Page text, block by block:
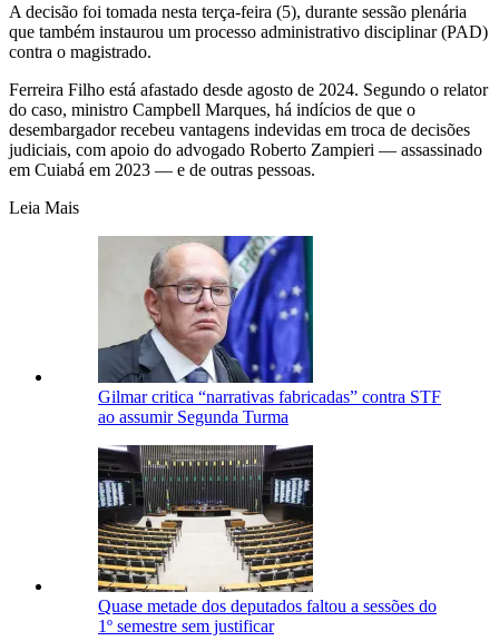
A decisão foi tomada nesta terça-feira (5), durante sessão plenária
que também instaurou um processo administrativo disciplinar (PAD)
contra o magistrado.
Ferreira Filho está afastado desde agosto de 2024. Segundo o relator
do caso, ministro Campbell Marques, há indícios de que o
desembargador recebeu vantagens indevidas em troca de decisões
judiciais, com apoio do advogado Roberto Zampieri — assassinado
em Cuiabá em 2023 — e de outras pessoas.
Leia Mais
Gilmar critica “narrativas fabricadas” contra STF
ao assumir Segunda Turma
Quase metade dos deputados faltou a sessões do
1º semestre sem justificar